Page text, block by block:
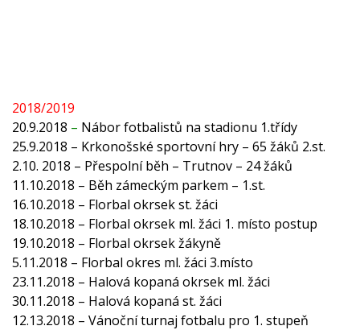
2018/2019
20.9.2018 – Nábor fotbalistů na stadionu 1.třídy
25.9.2018 – Krkonošské sportovní hry – 65 žáků 2.st.
2.10. 2018 – Přespolní běh – Trutnov – 24 žáků
11.10.2018 – Běh zámeckým parkem – 1.st.
16.10.2018 – Florbal okrsek st. žáci
18.10.2018 – Florbal okrsek ml. žáci 1. místo postup
19.10.2018 – Florbal okrsek žákyně
5.11.2018 – Florbal okres ml. žáci 3.místo
23.11.2018 – Halová kopaná okrsek ml. žáci
30.11.2018 – Halová kopaná st. žáci
12.13.2018 – Vánoční turnaj fotbalu pro 1. stupeň